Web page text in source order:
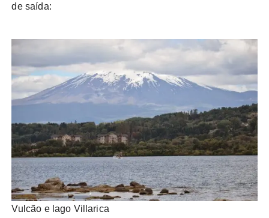
de saída:
Vulcão e lago Villarica